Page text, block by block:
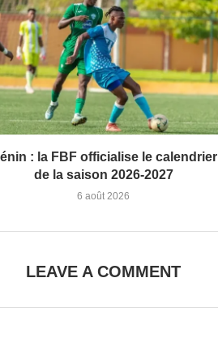
: la FBF officialise le calendrier
de la saison 2026-2027
6 août 2026
LEAVE A COMMENT